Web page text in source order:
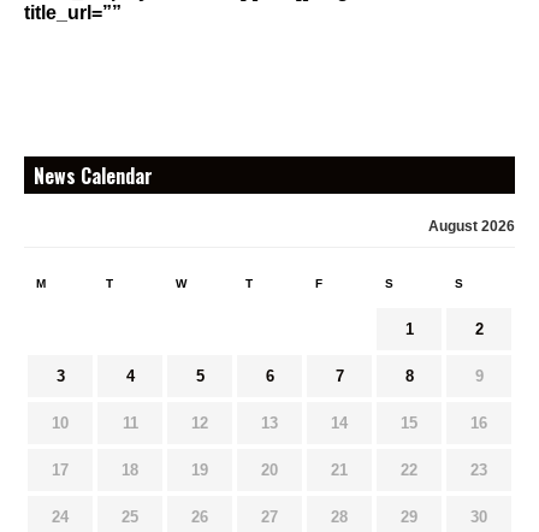
title_url=””
News Calendar
August 2026
M T W T F S S
1 2
3 4 5 6 7 8 9
10 11 12 13 14 15 16
17 18 19 20 21 22 23
24 25 26 27 28 29 30